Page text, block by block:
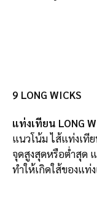
9 LONG WICKS
แท่งเทียน LONG
แนวโน้ม ไส้แท่งเที
จุดสูงสุดหรือต่ำสุด
ทำให้เกิดใส้ของแท่